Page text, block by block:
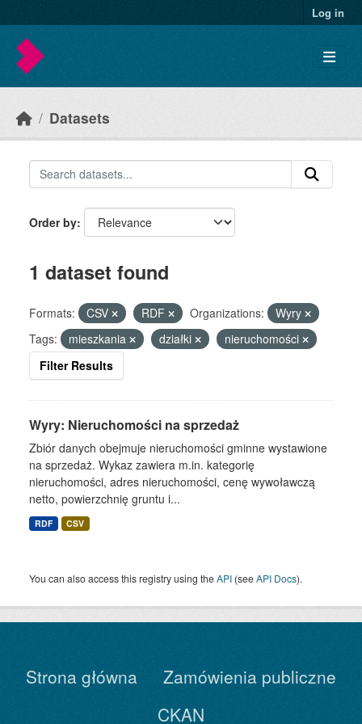
Log in
Datasets
Order by
1 dataset found
Formats: CSV RDF Organizations:
Wyry
Tags:
mieszkania działki
nieruchomości
Filter Results
Wyry: Nieruchomości na sprzedaż
Zbiór danych obejmuje nieruchomości gminne wystawione
na sprzedaż. Wykaz zawiera m.in. kategorię
nieruchomości, adres nieruchomości, cenę wywoławczą
netto, powierzchnię gruntu i...
RDF CSV
You can also access this registry using theAPI (seeAPI Docs).
Strona główna
Zamówienia publiczne
CKAN